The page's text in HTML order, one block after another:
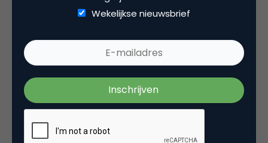
cartoon van Maarten Panhuis), nu dus weer
Het is duidelijk: de markt trekt aan, er kommen
4 april 2006 om 06:29
Wekelijkse nieuwsbrief